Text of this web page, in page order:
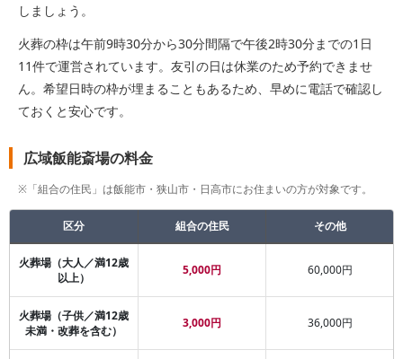
しましょう。
火葬の枠は午前9時30分から30分間隔で午後2時30分までの1日
11件で運営されています。友引の日は休業のため予約できませ
ん。希望日時の枠が埋まることもあるため、早めに電話で確認し
ておくと安心です。
広域飯能斎場の料金
※「組合の住民」は飯能市・狭山市・日高市にお住まいの方が対象です。
区分 組合の住民 その他
火葬場（大人／満12歳
以上）
5,000円 60,000円
火葬場（子供／満12歳
未満・改葬を含む）
3,000円 36,000円